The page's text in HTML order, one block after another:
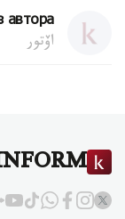
автора
اۆتور